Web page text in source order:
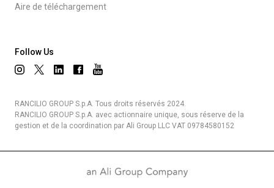
Aire de téléchargement
Follow Us
RANCILIO GROUP S.p.A. Tous droits réservés 2024.
RANCILIO GROUP S.p.A. avec actionnaire unique, sous réserve de la
gestion et de la coordination par Ali Group LLC VAT 09784580152